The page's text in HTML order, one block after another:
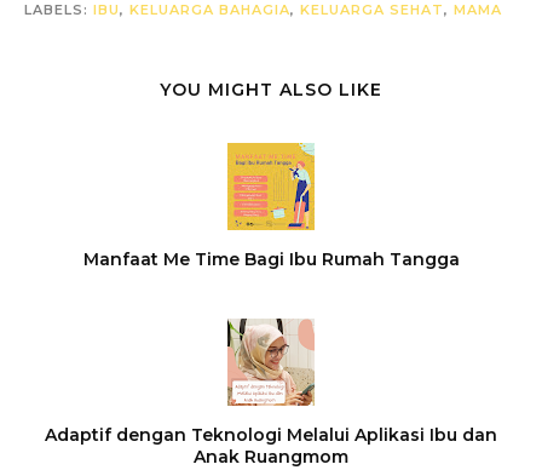
LABELS: IBU, KELUARGA BAHAGIA, KELUARGA SEHAT, MAMA
YOU MIGHT ALSO LIKE
Manfaat Me Time Bagi Ibu Rumah Tangga
Adaptif dengan Teknologi Melalui Aplikasi Ibu dan
Anak Ruangmom